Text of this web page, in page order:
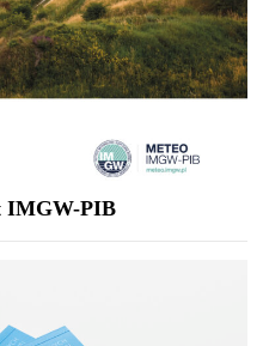
IMGW-PIB